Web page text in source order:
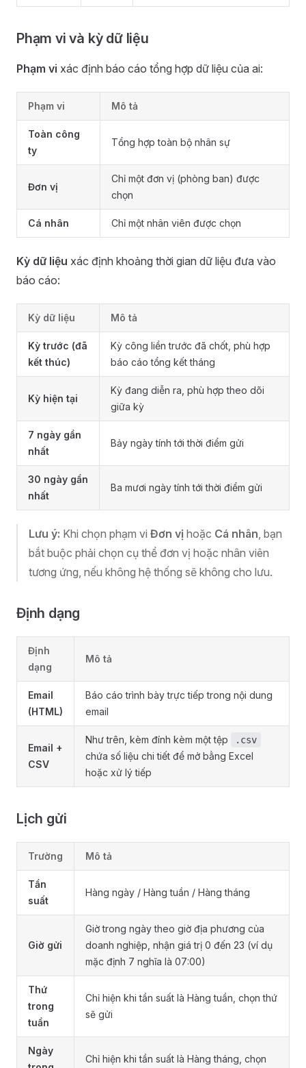
Phạm vi và kỳ dữ liệu
Phạm vi xác định báo cáo tổng hợp dữ liệu của ai:
Phạm vi Mô tả
Toàn công
ty
Tổng hợp toàn bộ nhân sự
Đơn vị
Chỉ một đơn vị (phòng ban) được
chọn
Cá nhân Chỉ một nhân viên được chọn
Kỳ dữ liệu xác định khoảng thời gian dữ liệu đưa vào
báo cáo:
Kỳ dữ liệu Mô tả
Kỳ trước (đã
kết thúc)
Kỳ công liền trước đã chốt, phù hợp
báo cáo tổng kết tháng
Kỳ hiện tại
Kỳ đang diễn ra, phù hợp theo dõi
giữa kỳ
7 ngày gần
nhất
Bảy ngày tính tới thời điểm gửi
30 ngày gần
nhất
Ba mươi ngày tính tới thời điểm gửi
Lưu ý: Khi chọn phạm vi Đơn vị hoặc Cá nhân, bạn
bắt buộc phải chọn cụ thể đơn vị hoặc nhân viên
tương ứng, nếu không hệ thống sẽ không cho lưu.
Định dạng
Định
dạng
Mô tả
Email
(HTML)
Báo cáo trình bày trực tiếp trong nội dung
email
Email +
CSV
Như trên, kèm đính kèm một tệp .csv
chứa số liệu chi tiết để mở bằng Excel
hoặc xử lý tiếp
Lịch gửi
Trường Mô tả
Tần
suất
Hàng ngày / Hàng tuần / Hàng tháng
Giờ gửi
Giờ trong ngày theo giờ địa phương của
doanh nghiệp, nhận giá trị 0 đến 23 (ví dụ
mặc định 7 nghĩa là 07:00)
Thứ
trong
tuần
Chỉ hiện khi tần suất là Hàng tuần, chọn thứ
sẽ gửi
Ngày
Chỉ hiện khi tần suất là Hàng tháng, chọn